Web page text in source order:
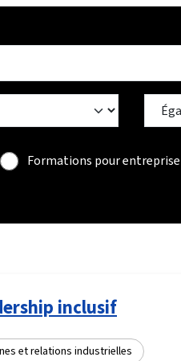
Formations pour entreprise
inclusif
et relations industrielles